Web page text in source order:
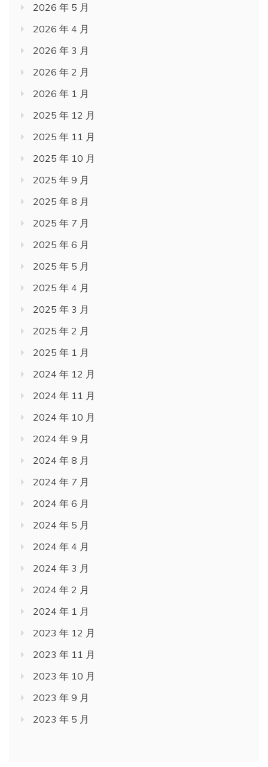
2026 年 5 月
2026 年 4 月
2026 年 3 月
2026 年 2 月
2026 年 1 月
2025 年 12 月
2025 年 11 月
2025 年 10 月
2025 年 9 月
2025 年 8 月
2025 年 7 月
2025 年 6 月
2025 年 5 月
2025 年 4 月
2025 年 3 月
2025 年 2 月
2025 年 1 月
2024 年 12 月
2024 年 11 月
2024 年 10 月
2024 年 9 月
2024 年 8 月
2024 年 7 月
2024 年 6 月
2024 年 5 月
2024 年 4 月
2024 年 3 月
2024 年 2 月
2024 年 1 月
2023 年 12 月
2023 年 11 月
2023 年 10 月
2023 年 9 月
2023 年 5 月